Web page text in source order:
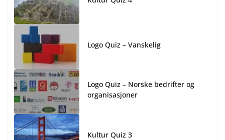
Logo Quiz – Vanskelig
Logo Quiz – Norske bedrifter og
organisasjoner
Kultur Quiz 3